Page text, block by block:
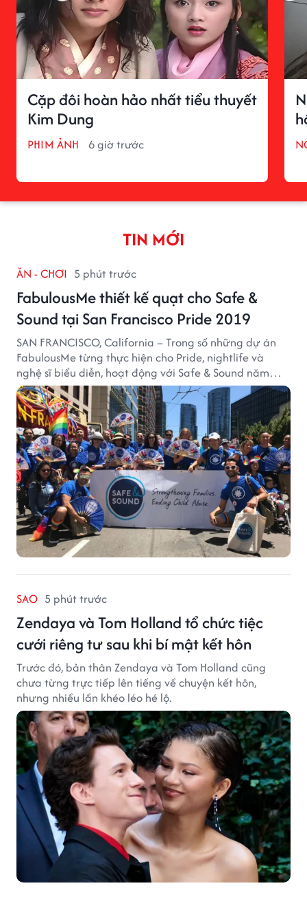
Cặp đôi hoàn hảo nhất tiểu thuyết
Kim Dung
PHIM ẢNH 6 giờ trước
TIN MỚI
ĂN - CHƠI 5 phút trước
FabulousMe thiết kế quạt cho Safe &
Sound tại San Francisco Pride 2019
SAN FRANCISCO, California – Trong số những dự án
FabulousMe từng thực hiện cho Pride, nightlife và
nghệ sĩ biểu diễn, hoạt động với Safe & Sound năm
2019 mang một bối cảnh khác biệt. Safe & Sound là tổ
chức phi lợi nhuận tại San Francisco hoạt động trong
lĩnh vực phòng ngừa bạo hành trẻ em, hỗ trợ gia đình
và xây dựng môi trường an toàn cho trẻ em.
SAO 5 phút trước
Zendaya và Tom Holland tổ chức tiệc
cưới riêng tư sau khi bí mật kết hôn
Trước đó, bản thân Zendaya và Tom Holland cũng
chưa từng trực tiếp lên tiếng về chuyện kết hôn,
nhưng nhiều lần khéo léo hé lộ.